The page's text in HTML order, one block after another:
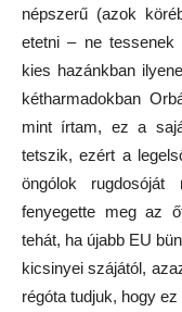
népszerű (azok
etetni – ne tessenek
kies hazánkban
kétharmadokban
mint írtam, ez a
tetszik, ezért a
öngólok
fenyegette meg az
tehát, ha újabb EU
kicsinyei szájától,
régóta tudjuk, hogy